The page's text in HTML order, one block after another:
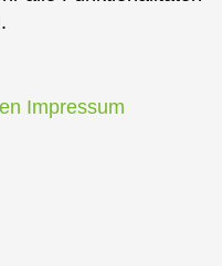
Impressum